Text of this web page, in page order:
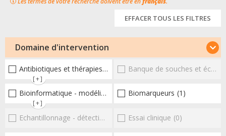
EFFACER TOUS LES FILTRES
Domaine d'intervention
Antibiotiques et thérapies alternatives (2)
[+]
Banque de souches et échantillons
Bioinformatique - modélisation - structure (2)
[+]
Biomarqueurs (1)
Echantillonnage - détection et diagnostic (0)
Essai clinique (0)